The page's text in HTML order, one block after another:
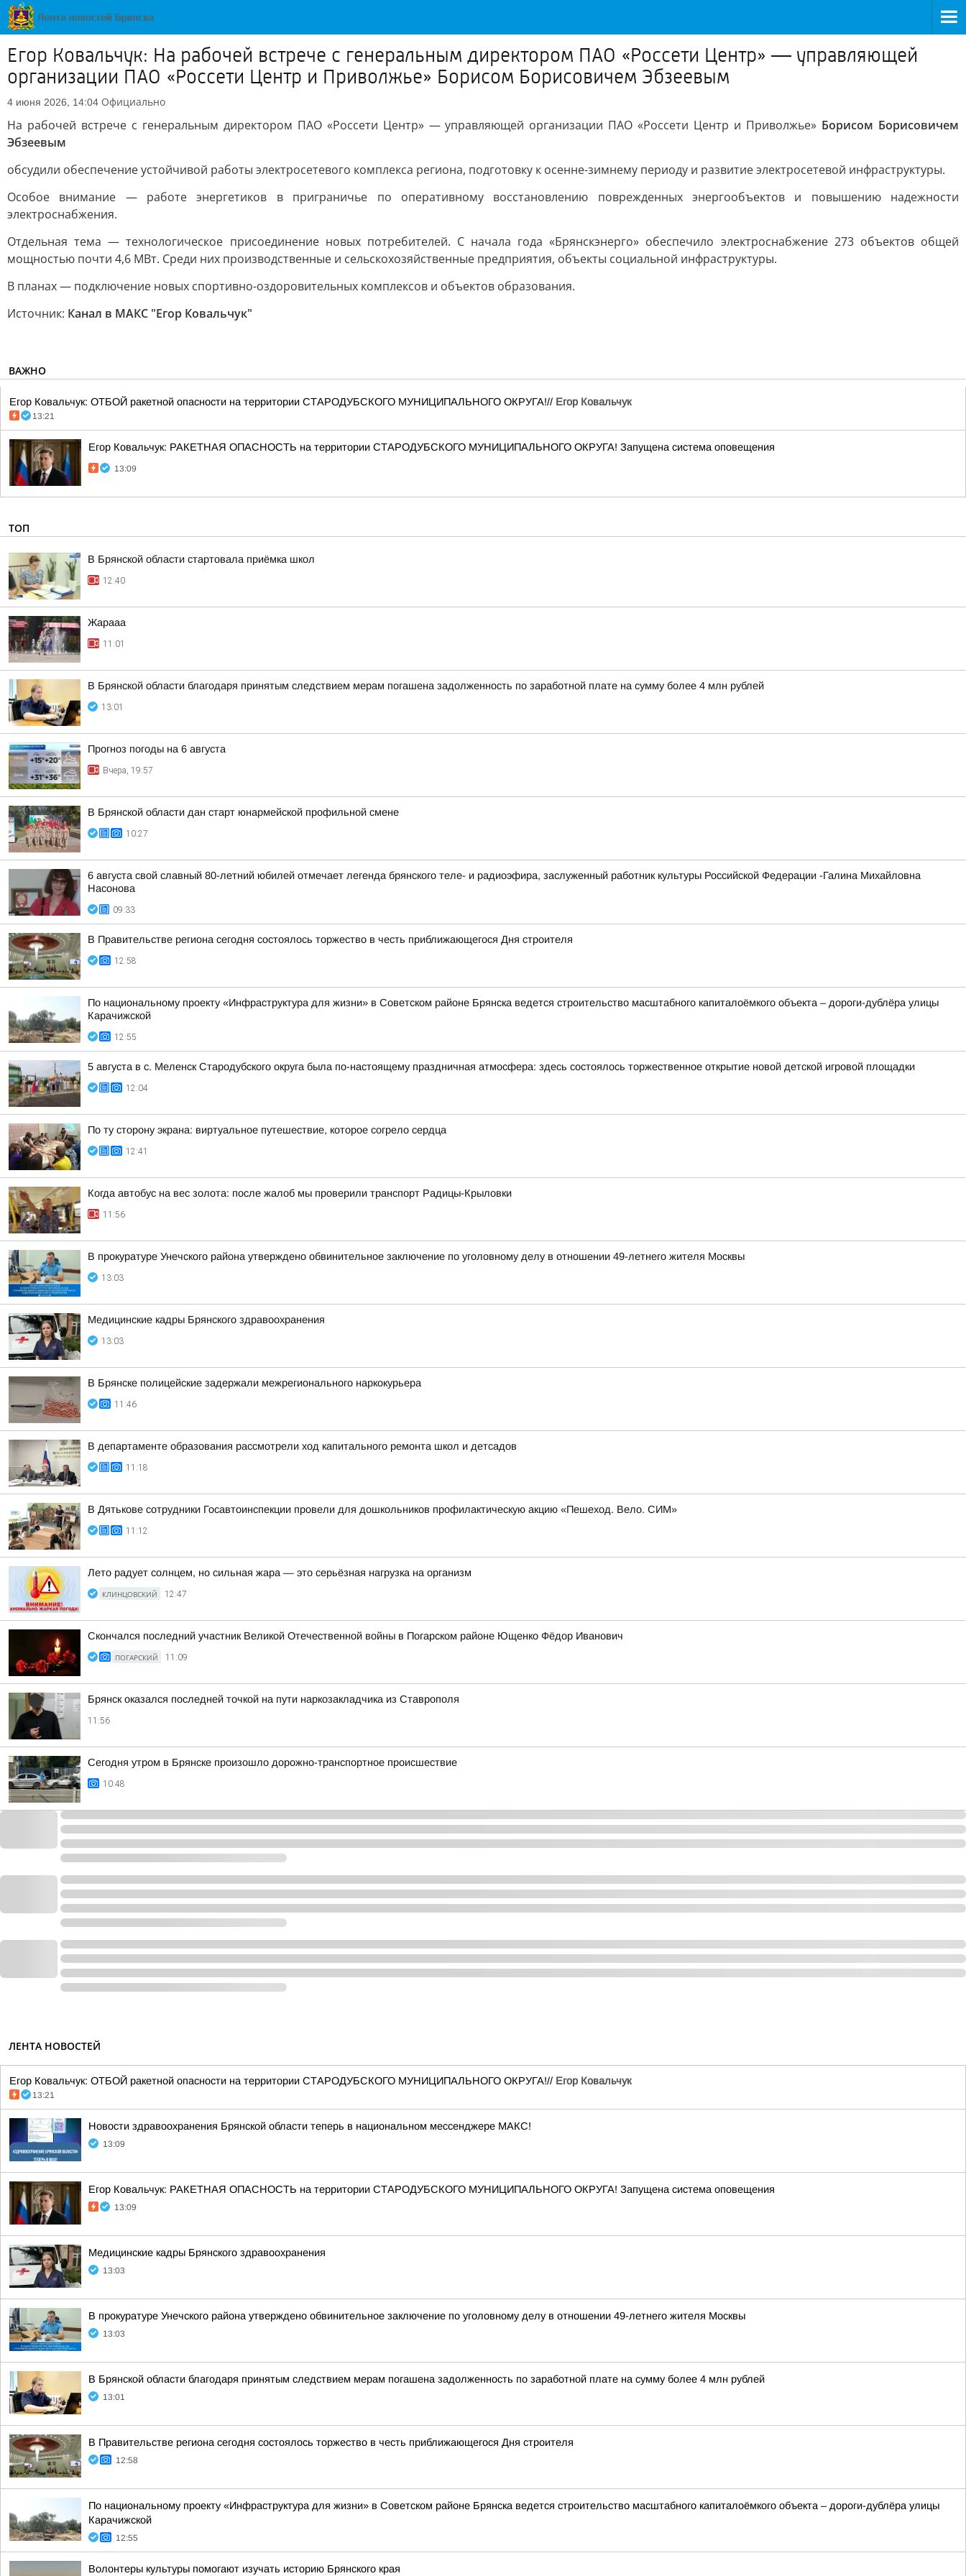
Егор Ковальчук: На рабочей встрече с генеральным директором ПАО «Россети Центр» — управляющей
организации ПАО «Россети Центр и Приволжье» Борисом Борисовичем Эбзеевым
4 июня 2026, 14:04 Официально
На рабочей встрече с генеральным директором ПАО «Россети Центр» — управляющей организации ПАО «Россети Центр и Приволжье» Борисом Борисовичем
Эбзеевым
обсудили обеспечение устойчивой работы электросетевого комплекса региона, подготовку к осенне-зимнему периоду и развитие электросетевой инфраструктуры.
Особое внимание — работе энергетиков в приграничье по оперативному восстановлению поврежденных энергообъектов и повышению надежности
электроснабжения.
Отдельная тема — технологическое присоединение новых потребителей. С начала года «Брянскэнерго» обеспечило электроснабжение 273 объектов общей
мощностью почти 4,6 МВт. Среди них производственные и сельскохозяйственные предприятия, объекты социальной инфраструктуры.
В планах — подключение новых спортивно-оздоровительных комплексов и объектов образования.
Источник: Канал в МАКС "Егор Ковальчук"
ВАЖНО
Егор Ковальчук: ОТБОЙ ракетной опасности на территории СТАРОДУБСКОГО МУНИЦИПАЛЬНОГО ОКРУГА!// Егор Ковальчук
13:21
Егор Ковальчук: РАКЕТНАЯ ОПАСНОСТЬ на территории СТАРОДУБСКОГО МУНИЦИПАЛЬНОГО ОКРУГА! Запущена система оповещения
13:09
ТОП
В Брянской области стартовала приёмка школ
12:40
Жарааа
11:01
В Брянской области благодаря принятым следствием мерам погашена задолженность по заработной плате на сумму более 4 млн рублей
13:01
Прогноз погоды на 6 августа
Вчера, 19:57
В Брянской области дан старт юнармейской профильной смене
10:27
6 августа свой славный 80-летний юбилей отмечает легенда брянского теле- и радиоэфира, заслуженный работник культуры Российской Федерации -Галина Михайловна
Насонова
09:33
В Правительстве региона сегодня состоялось торжество в честь приближающегося Дня строителя
12:58
По национальному проекту «Инфраструктура для жизни» в Советском районе Брянска ведется строительство масштабного капиталоёмкого объекта – дороги-дублёра улицы
Карачижской
12:55
5 августа в с. Меленск Стародубского округа была по-настоящему праздничная атмосфера: здесь состоялось торжественное открытие новой детской игровой площадки
12:04
По ту сторону экрана: виртуальное путешествие, которое согрело сердца
12:41
Когда автобус на вес золота: после жалоб мы проверили транспорт Радицы-Крыловки
11:56
В прокуратуре Унечского района утверждено обвинительное заключение по уголовному делу в отношении 49-летнего жителя Москвы
13:03
Медицинские кадры Брянского здравоохранения
13:03
В Брянске полицейские задержали межрегионального наркокурьера
11:46
В департаменте образования рассмотрели ход капитального ремонта школ и детсадов
11:18
В Дятькове сотрудники Госавтоинспекции провели для дошкольников профилактическую акцию «Пешеход. Вело. СИМ»
11:12
Лето радует солнцем, но сильная жара — это серьёзная нагрузка на организм
КЛИНЦОВСКИЙ 12:47
Скончался последний участник Великой Отечественной войны в Погарском районе Ющенко Фёдор Иванович
ПОГАРСКИЙ 11:09
Брянск оказался последней точкой на пути наркозакладчика из Ставрополя
11:56
Сегодня утром в Брянске произошло дорожно-транспортное происшествие
10:48
ЛЕНТА НОВОСТЕЙ
Егор Ковальчук: ОТБОЙ ракетной опасности на территории СТАРОДУБСКОГО МУНИЦИПАЛЬНОГО ОКРУГА!// Егор Ковальчук
13:21
Новости здравоохранения Брянской области теперь в национальном мессенджере МАКС!
13:09
Егор Ковальчук: РАКЕТНАЯ ОПАСНОСТЬ на территории СТАРОДУБСКОГО МУНИЦИПАЛЬНОГО ОКРУГА! Запущена система оповещения
13:09
Медицинские кадры Брянского здравоохранения
13:03
В прокуратуре Унечского района утверждено обвинительное заключение по уголовному делу в отношении 49-летнего жителя Москвы
13:03
В Брянской области благодаря принятым следствием мерам погашена задолженность по заработной плате на сумму более 4 млн рублей
13:01
В Правительстве региона сегодня состоялось торжество в честь приближающегося Дня строителя
12:58
По национальному проекту «Инфраструктура для жизни» в Советском районе Брянска ведется строительство масштабного капиталоёмкого объекта – дороги-дублёра улицы
Карачижской
12:55
Волонтеры культуры помогают изучать историю Брянского края